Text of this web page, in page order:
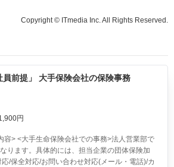
Copyright © ITmedia Inc. All Rights Reserved.
前提」 大手保険会社の保険事務
円
容> <大手生命保険会社での事務>法人営業部で
ります。具体的には、担当企業の団体保険加
/保全対応/お問い合わせ対応(メール・電話)/カ